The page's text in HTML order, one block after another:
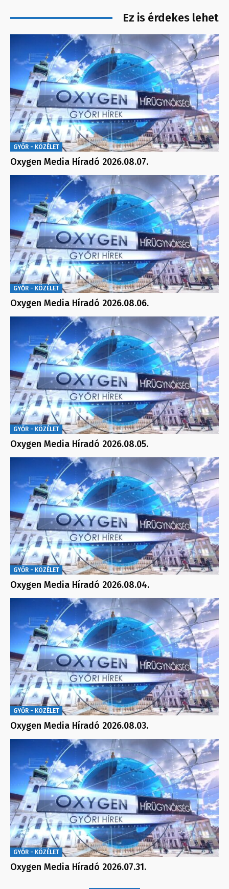
Ez is érdekes lehet
GYŐR - KÖZÉLET
Oxygen Media Híradó 2026.08.07.
GYŐR - KÖZÉLET
Oxygen Media Híradó 2026.08.06.
GYŐR - KÖZÉLET
Oxygen Media Híradó 2026.08.05.
GYŐR - KÖZÉLET
Oxygen Media Híradó 2026.08.04.
GYŐR - KÖZÉLET
Oxygen Media Híradó 2026.08.03.
GYŐR - KÖZÉLET
Oxygen Media Híradó 2026.07.31.